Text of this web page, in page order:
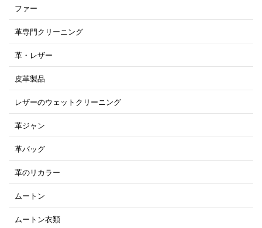
ファー
革専門クリーニング
革・レザー
皮革製品
レザーのウェットクリーニング
革ジャン
革バッグ
革のリカラー
ムートン
ムートン衣類